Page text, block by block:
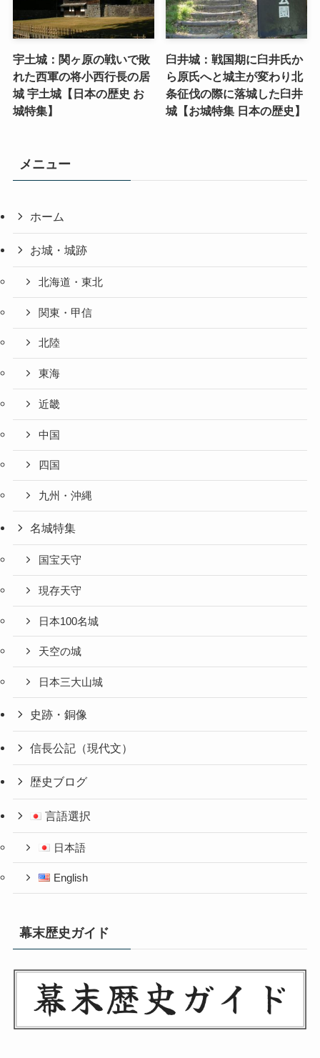
宇土城：関ヶ原の戦いで敗
れた西軍の将小西行長の居
城 宇土城【日本の歴史 お
城特集】
臼井城：戦国期に臼井氏か
ら原氏へと城主が変わり北
条征伐の際に落城した臼井
城【お城特集 日本の歴史】
メニュー
ホーム
お城・城跡
北海道・東北
関東・甲信
北陸
東海
近畿
中国
四国
九州・沖縄
名城特集
国宝天守
現存天守
日本100名城
天空の城
日本三大山城
史跡・銅像
信長公記（現代文）
歴史ブログ
言語選択
日本語
English
幕末歴史ガイド